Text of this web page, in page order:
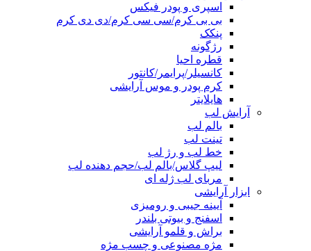
اسپری و پودر فیکس
بی بی کرم/سی سی کرم/دی دی کرم
پنکک
رژگونه
قطره احیا
کانسیلر/پرایمر/کانتور
کرم پودر و موس آرایشی
هایلایتر
آرایش لب
بالم لب
تینت لب
خط لب و رژ لب
لیپ گلاس/بالم لب/حجم دهنده لب
مربای لب ژله ای
ابزار آرایشی
آیینه جیبی و رومیزی
اسفنج و بیوتی بلندر
براش و قلمو آرایشی
مژه مصنوعی و چسب مژه